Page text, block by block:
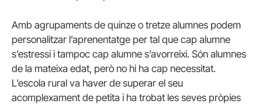
Amb agrupaments de quinze o tretze alumnes podem
personalitzar l’aprenentatge per tal que cap alumne
s’estressi i tampoc cap alumne s’avorreixi. Són alumnes
de la mateixa edat, però no hi ha cap necessitat.
L’escola rural va haver de superar el seu
acomplexament de petita i ha trobat les seves pròpies